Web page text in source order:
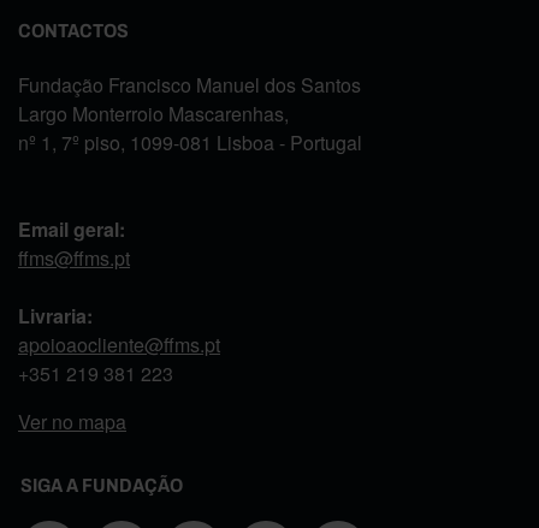
CONTACTOS
Fundação Francisco Manuel dos Santos
Largo Monterroio Mascarenhas,
nº 1, 7º piso, 1099-081 Lisboa - Portugal
Email geral:
ffms@ffms.pt
Livraria:
apoioaocliente@ffms.pt
+351 219 381 223
Ver no mapa
SIGA A FUNDAÇÃO